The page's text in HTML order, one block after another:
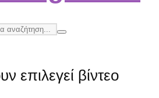
επιλεγεί βίντεο